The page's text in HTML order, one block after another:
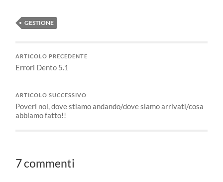
GESTIONE
ARTICOLO PRECEDENTE
Errori Dento 5.1
ARTICOLO SUCCESSIVO
Poveri noi, dove stiamo andando/dove siamo arrivati/cosa
abbiamo fatto!!
7 commenti